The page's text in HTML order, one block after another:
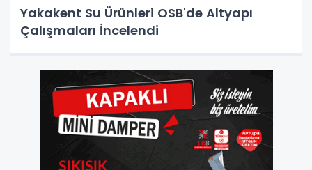
Yakakent Su Ürünleri OSB'de Altyapı
Çalışmaları İncelendi